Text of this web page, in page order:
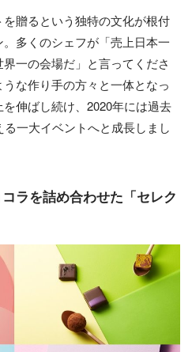
贈るという独特の文化が根付
多くのシェフが「売上日本一
一の会場だ」と言ってくださ
な作り手の方々と一体となっ
伸ばし続け、2020年には過去
一大イベントへと成長しまし
ラを詰め合わせた「セレク